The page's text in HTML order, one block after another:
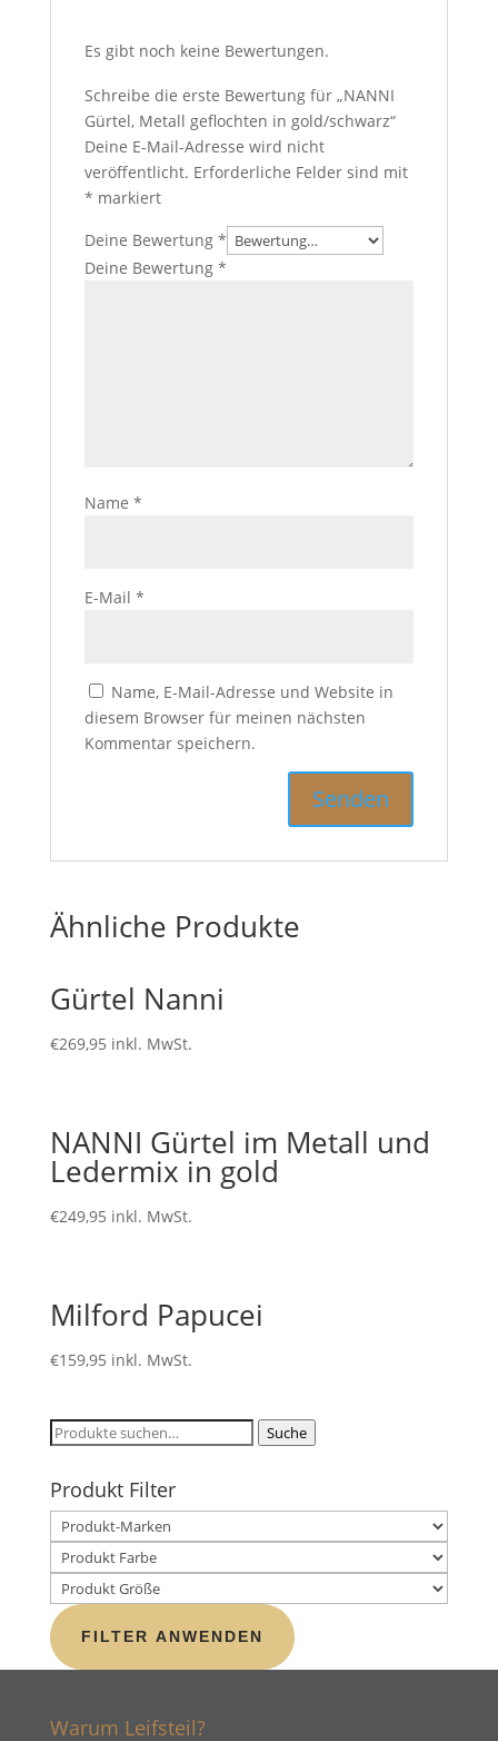
Es gibt noch keine Bewertungen.
Schreibe die erste Bewertung für „NANNI
Gürtel, Metall geflochten in gold/schwarz“
Deine E-Mail-Adresse wird nicht
veröffentlicht. Erforderliche Felder sind mit
* markiert
Deine Bewertung *
Deine Bewertung *
Name *
E-Mail *
Name, E-Mail-Adresse und Website in
diesem Browser für meinen nächsten
Kommentar speichern.
Ähnliche Produkte
Gürtel Nanni
€269,95 inkl. MwSt.
NANNI Gürtel im Metall und
Ledermix in gold
€249,95 inkl. MwSt.
Milford Papucei
€159,95 inkl. MwSt.
Suche
Suche
Produkt Filter
FILTER ANWENDEN
Warum Leifsteil?